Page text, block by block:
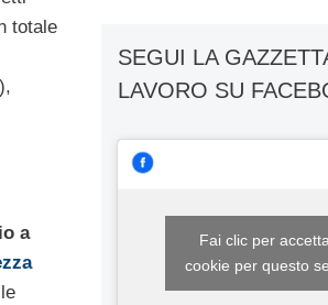
totale
a
SEGUI LA
LAVORO SU
Fai clic per
cookie per questo